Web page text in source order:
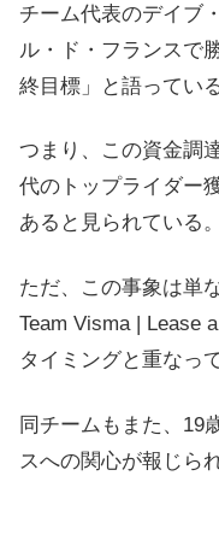
チーム代表のデイブ
ル・ド・フランスで
終目標」と語っている
つまり、この資金調
代のトップライダー
あると見られている。
ただ、この事象は単
Team Visma | Lease
タイミングと重なっ
同チームもまた、19
スへの関心が報じら